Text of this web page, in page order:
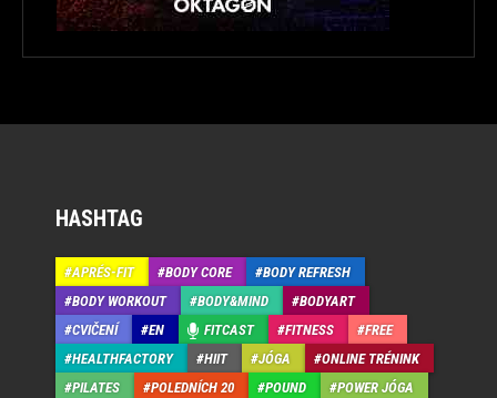
HASHTAG
APRÉS-FIT BODY CORE
BODY REFRESH
BODY WORKOUT
BODY&MIND
BODYART
CVIČENÍ
EN FITCAST FITNESS
FREE
HEALTHFACTORY
HIIT JÓGA
ONLINE TRÉNINK
PILATES
POLEDNÍCH 20 POUND
POWER JÓGA